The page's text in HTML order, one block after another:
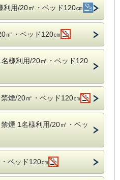
用/20㎡・ベッド120㎝
㎡・ベッド120㎝
様利用/20㎡・ベッド120
煙/20㎡・ベッド120㎝
煙 1名様利用/20㎡・ベッ
ベッド120㎝